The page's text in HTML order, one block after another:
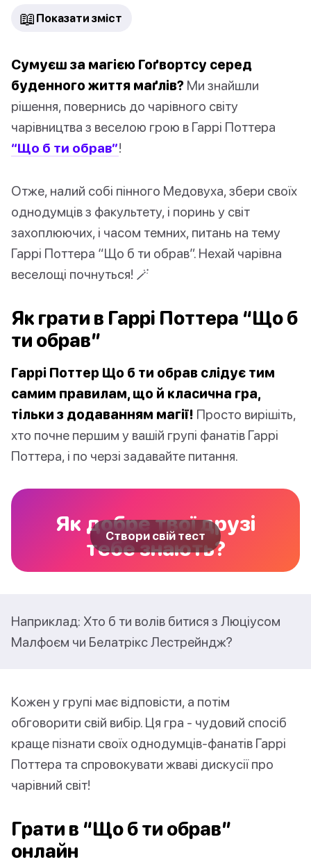
📖 Показати зміст
Сумуєш за магією Гоґвортсу серед
буденного життя маґлів? Ми знайшли
рішення, повернись до чарівного світу
чарівництва з веселою грою в Гаррі Поттера
“Що б ти обрав”!
Отже, налий собі пінного Медовуха, збери своїх
однодумців з факультету, і поринь у світ
захоплюючих, і часом темних, питань на тему
Гаррі Поттера “Що б ти обрав”. Нехай чарівна
веселощі почнуться! 🪄
Як грати в Гаррі Поттера “Що б
ти обрав”
Гаррі Поттер Що б ти обрав слідує тим
самим правилам, що й класична гра,
тільки з додаванням магії! Просто вирішіть,
хто почне першим у вашій групі фанатів Гаррі
Поттера, і по черзі задавайте питання.
Як добре твої друзі
тебе знають?
Створи свій тест
Наприклад: Хто б ти волів битися з Люціусом
Малфоєм чи Белатрікс Лестрейндж?
Кожен у групі має відповісти, а потім
обговорити свій вибір. Ця гра - чудовий спосіб
краще пізнати своїх однодумців-фанатів Гаррі
Поттера та спровокувати жваві дискусії про
чарівний світ!
Грати в “Що б ти обрав”
онлайн